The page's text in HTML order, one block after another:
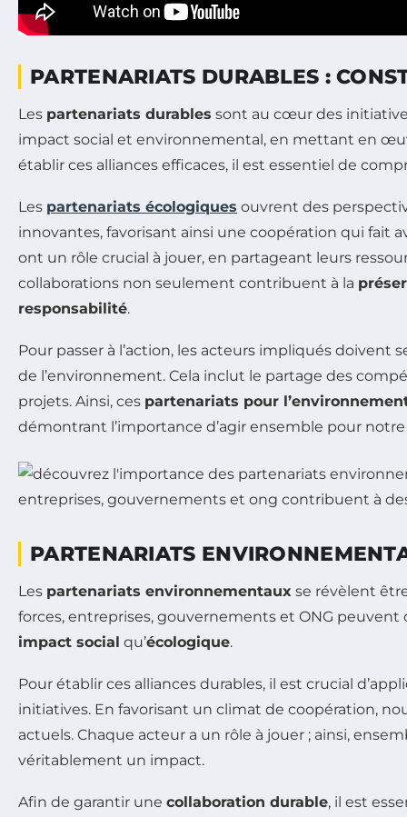
PARTENARIATS DURABLES :
Les partenariats durables sont au cœur des
impact social et environnemental, en mettant en
établir ces alliances efficaces, il est essentiel de
Les partenariats écologiques ouvrent des
innovantes, favorisant ainsi une coopération qui fait
ont un rôle crucial à jouer, en partageant leurs
collaborations non seulement contribuent à la
responsabilité.
Pour passer à l’action, les acteurs impliqués
de l’environnement. Cela inclut le partage des
projets. Ainsi, ces partenariats pour
démontrant l’importance d’agir ensemble pour
PARTENARIATS
Les partenariats environnementaux se révèlent
forces, entreprises, gouvernements et ONG
impact social qu’écologique.
Pour établir ces alliances durables, il est crucial
initiatives. En favorisant un climat de coopération,
actuels. Chaque acteur a un rôle à jouer ; ainsi,
véritablement un impact.
Afin de garantir une collaboration durable, il est